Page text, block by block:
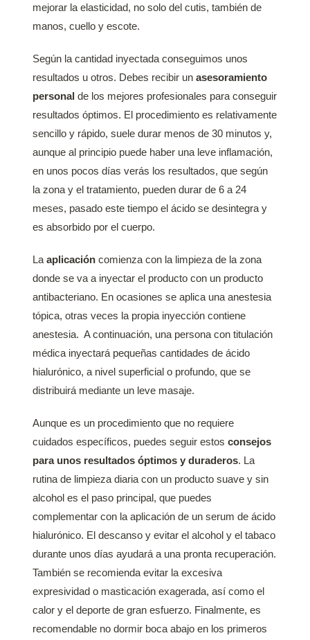
mejorar la elasticidad, no solo del cutis, también de
manos, cuello y escote.
Según la cantidad inyectada conseguimos unos
resultados u otros. Debes recibir unasesoramiento
personal de los mejores profesionales para conseguir
resultados óptimos. El procedimiento es relativamente
sencillo y rápido, suele durar menos de 30 minutos y,
aunque al principio puede haber una leve inflamación,
en unos pocos días verás los resultados, que según
la zona y el tratamiento, pueden durar de 6 a 24
meses, pasado este tiempo el ácido se desintegra y
es absorbido por el cuerpo.
Laaplicación comienza con la limpieza de la zona
donde se va a inyectar el producto con un producto
antibacteriano. En ocasiones se aplica una anestesia
tópica, otras veces la propia inyección contiene
anestesia. A continuación, una persona con titulación
médica inyectará pequeñas cantidades de ácido
hialurónico, a nivel superficial o profundo, que se
distribuirá mediante un leve masaje.
Aunque es un procedimiento que no requiere
cuidados específicos, puedes seguir estosconsejos
para unos resultados óptimos y duraderos. La
rutina de limpieza diaria con un producto suave y sin
alcohol es el paso principal, que puedes
complementar con la aplicación de un serum de ácido
hialurónico. El descanso y evitar el alcohol y el tabaco
durante unos días ayudará a una pronta recuperación.
También se recomienda evitar la excesiva
expresividad o masticación exagerada, así como el
calor y el deporte de gran esfuerzo. Finalmente, es
recomendable no dormir boca abajo en los primeros